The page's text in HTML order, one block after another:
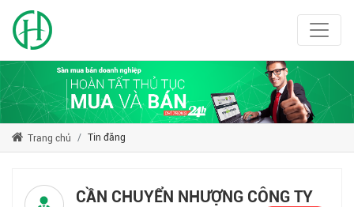
Trang chủ Tin đăng
CẦN CHUYỂN NHƯỢNG CÔNG TY